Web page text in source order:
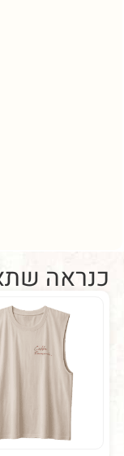
שתאהבו
מבצע!